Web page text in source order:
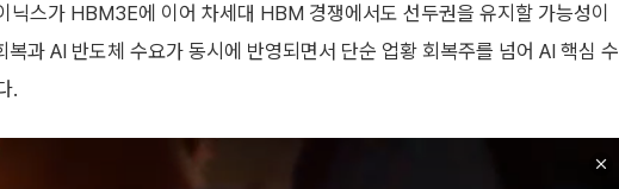
닉스가 HBM3E에 이어 차세대 HBM 경쟁에서도 선두권을 유지할 가능성이
과 AI 반도체 수요가 동시에 반영되면서 단순 업황 회복주를 넘어 AI 핵심 수
.